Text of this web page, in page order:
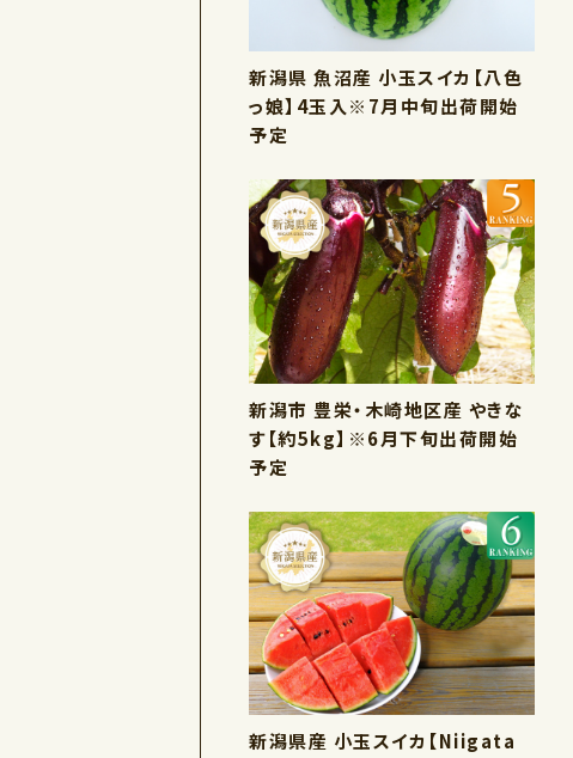
新潟県 魚沼産 小玉スイカ【八色
っ娘】4玉入※7月中旬出荷開始
予定
新潟市 豊栄・木崎地区産 やきな
す【約5kg】※6月下旬出荷開始
予定
新潟県産 小玉スイカ【Niigata